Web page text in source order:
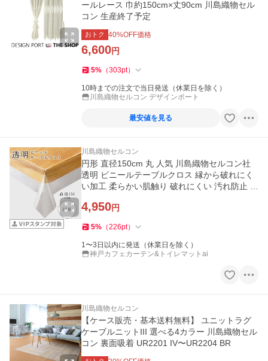
ールレース 巾約150cm×丈90cm 川島織物セル
コン 生産終了予定
おトク 40%OFF価格
6,600円
5% （303pt）
10時までの注文で当日発送（休業日を除く）
川島織物セルコン デザインポート
最安値を見る
川島織物セルコン
円形 直径150cm 丸 人気 川島織物セルコン社
透明 ビニールテーブルクロス 縁から破れにく
い加工 柔らかい肌触り 破れにくい 汚れ防止 傷
4,950円
5% （226pt）
1〜3日以内に発送（休業日を除く）
神戸カフェカーテン&トイレマットai
川島織物セルコン
【ケース販売・基本送料無料】 ユニットラグ
ケーブルニットIII 選べる4カラー 川島織物セル
コン 裏面吸着 UR2201 IV〜UR2204 BR